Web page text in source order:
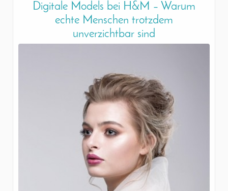
Digitale Models bei H&M – Warum
echte Menschen trotzdem
unverzichtbar sind